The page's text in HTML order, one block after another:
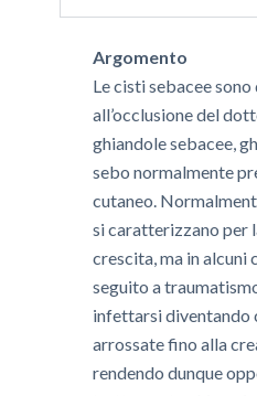
Argomento
Le cisti sebacee
all’occlusione del
ghiandole sebacee,
sebo normalmente
cutaneo.
si caratterizzano per
crescita, ma in
seguito a
infettarsi diventando
arrossate fino alla
rendendo dunque